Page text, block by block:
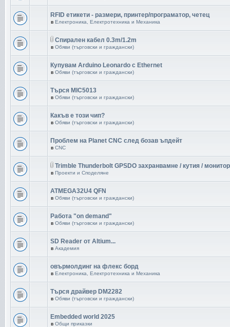
RFID етикети - размери, принтер/програматор, четец
в Електроника, Електротехника и Механика
Спирален кабел 0.3m/1.2m
в Обяви (търговски и граждански)
Купувам Arduino Leonardo с Ethernet
в Обяви (търговски и граждански)
Търся MIC5013
в Обяви (търговски и граждански)
Какъв е този чип?
в Обяви (търговски и граждански)
Проблем на Planet CNC след бозав ъпдейт
в CNC
Trimble Thunderbolt GPSDO захранвамне / кутия / монитор
в Проекти и Споделяне
ATMEGA32U4 QFN
в Обяви (търговски и граждански)
Работа "on demand"
в Обяви (търговски и граждански)
SD Reader от Altium...
в Академия
овърмолдинг на флекс борд
в Електроника, Електротехника и Механика
Търся драйвер DM2282
в Обяви (търговски и граждански)
Embedded world 2025
в Общи приказки